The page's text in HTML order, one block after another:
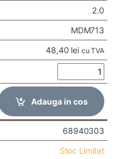
2.0
MDM713
48,40 lei cu TVA
Adauga in cos
68940303
Stoc Limitat